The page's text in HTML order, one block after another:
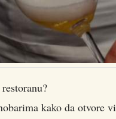
kako da otvore